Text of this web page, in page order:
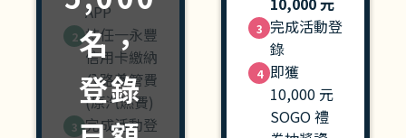
名，
登錄
APP
2 持任一永豐
信用卡繳納
公路養管費
(原汽燃費)
3 完成活動登
3 完成活動登
錄
4 即獲
10,000 元
SOGO 禮